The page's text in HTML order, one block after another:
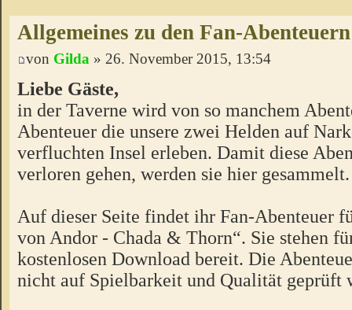
Allgemeines zu den Fan-Abenteuern
von Gilda » 26. November 2015, 13:54
Liebe Gäste,
in der Taverne wird von so manchem
Abenteuer die unsere zwei Helden auf
verfluchten Insel erleben. Damit diese
verloren gehen, werden sie hier gesammelt.
Auf dieser Seite findet ihr Fan-Abenteuer
von Andor - Chada & Thorn“. Sie stehen
kostenlosen Download bereit. Die
nicht auf Spielbarkeit und Qualität geprüft